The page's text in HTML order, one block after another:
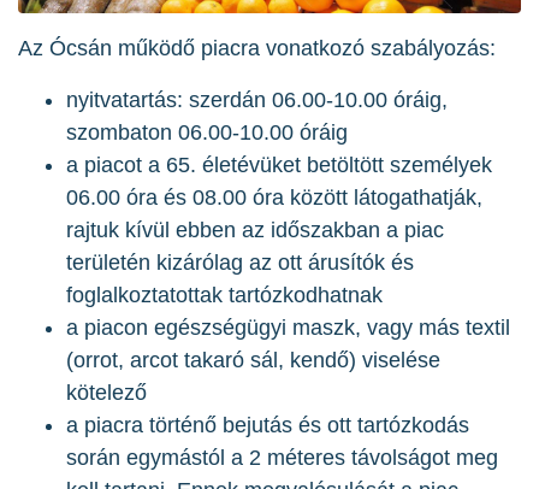
Az Ócsán működő piacra vonatkozó szabályozás:
nyitvatartás: szerdán 06.00-10.00 óráig,
szombaton 06.00-10.00 óráig
a piacot a 65. életévüket betöltött személyek
06.00 óra és 08.00 óra között látogathatják,
rajtuk kívül ebben az időszakban a piac
területén kizárólag az ott árusítók és
foglalkoztatottak tartózkodhatnak
a piacon egészségügyi maszk, vagy más textil
(orrot, arcot takaró sál, kendő) viselése
kötelező
a piacra történő bejutás és ott tartózkodás
során egymástól a 2 méteres távolságot meg